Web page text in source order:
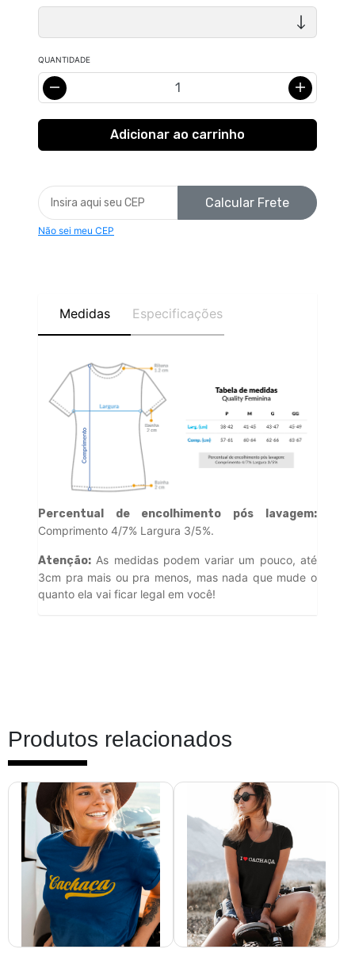
QUANTIDADE
Calcular Frete
Não sei meu CEP
Medidas Especificações
Percentual de encolhimento pós lavagem:
Comprimento 4/7% Largura 3/5%.
Atenção: As medidas podem variar um pouco, até
3cm pra mais ou pra menos, mas nada que mude o
quanto ela vai ficar legal em você!
Produtos relacionados